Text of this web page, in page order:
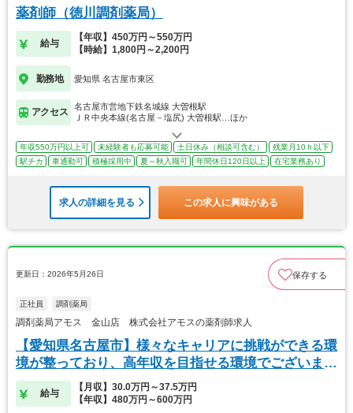
薬剤師（徳川調剤薬局）
給与
【年収】450万円～550万円
【時給】1,800円～2,200円
勤務地 愛知県 名古屋市東区
アクセス
名古屋市営地下鉄名城線 大曽根駅
ＪＲ中央本線(名古屋－塩尻) 大曽根駅…ほか
年収550万円以上可 未経験者も応募可能 土日休み（相談可含む）
残業月10ｈ以下
駅チカ
車通勤可 積極採用中 夏～秋入職可 年間休日120日以上 在宅業務あり
求人の詳細を見る この求人に興味がある
更新日：2026年5月26日 保存する
正社員 調剤薬局
調剤薬局アモス 金山店 株式会社アモスの薬剤師求人
【愛知県名古屋市】様々なキャリアに挑戦ができる環
境が整っており、高年収を目指せる環境でございま
す！
給与
【月収】30.0万円～37.5万円
【年収】480万円～600万円